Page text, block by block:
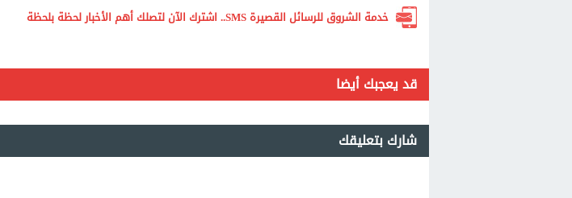
خدمة الشروق للرسائل القصيرة SMS.. اشترك الآن لتصلك أهم الأخبار لحظة بلحظة
قد يعجبك أيضا
شارك بتعليقك